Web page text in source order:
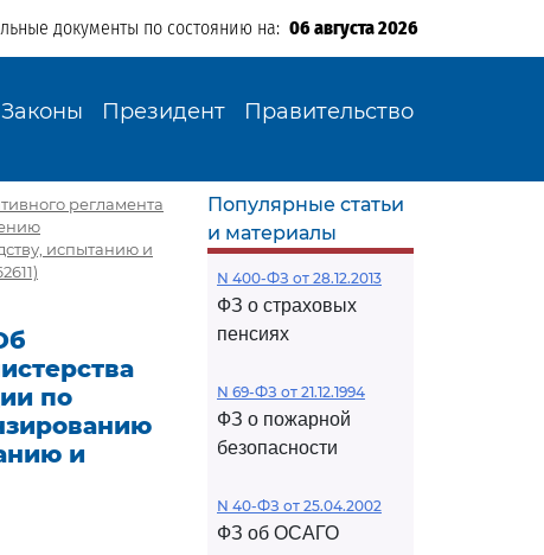
документы по состоянию на: 06 августа 2026
Законы Президент Правительство
регламента
испытанию и
по
и
Популярные статьи
и материалы
N 400-ФЗ от 28.12.2013
ФЗ о страховых
пенсиях
N 69-ФЗ от 21.12.1994
ФЗ о пожарной
безопасности
N 40-ФЗ от 25.04.2002
ФЗ об ОСАГО